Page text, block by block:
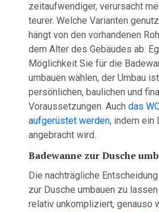
zeitaufwendiger, verursacht
teurer. Welche Varianten
hängt von den vorhandenen
dem Alter des Gebäudes ab.
Möglichkeit Sie für die
umbauen wählen, der Umbau
persönlichen, baulichen und
Voraussetzungen. Auch das
aufgerüstet werden, indem ein
angebracht wird.
Badewanne zur Dusche
Die nachträgliche
zur Dusche umbauen zu
relativ unkompliziert, genauso